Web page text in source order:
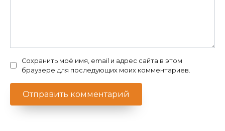
Сохранить моё имя, email и адрес сайта в этом
браузере для последующих моих комментариев.